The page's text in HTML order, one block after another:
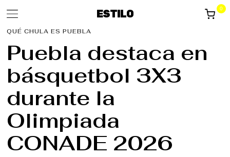
ESTILO 0
QUÉ CHULA ES PUEBLA
Puebla destaca en
básquetbol 3X3
durante la
Olimpiada
CONADE 2026